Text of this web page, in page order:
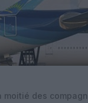
moitié des